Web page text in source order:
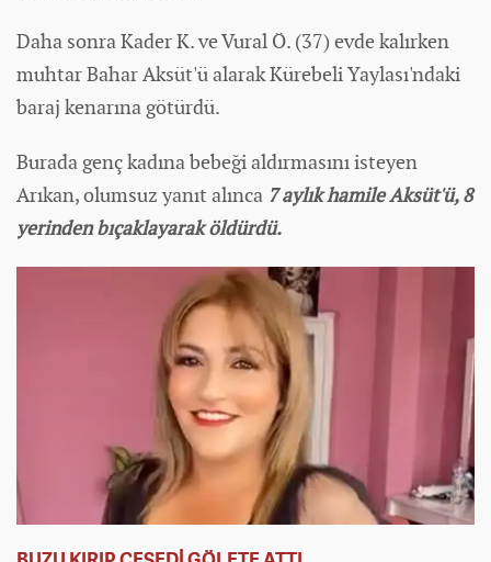
Daha sonra Kader K. ve Vural Ö. (37) evde kalırken
muhtar Bahar Aksüt'ü alarak Kürebeli Yaylası'ndaki
baraj kenarına götürdü.
Burada genç kadına bebeği aldırmasını isteyen
Arıkan, olumsuz yanıt alınca 7 aylık hamile Aksüt'ü, 8
yerinden bıçaklayarak öldürdü.